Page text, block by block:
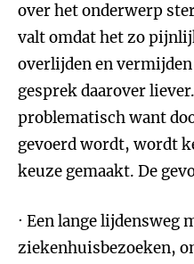
over het onderwerp
valt omdat het zo
overlijden en
gesprek daarover
problematisch want
gevoerd wordt, wordt
keuze gemaakt. De
· Een lange lijdensweg
ziekenhuisbezoeken,